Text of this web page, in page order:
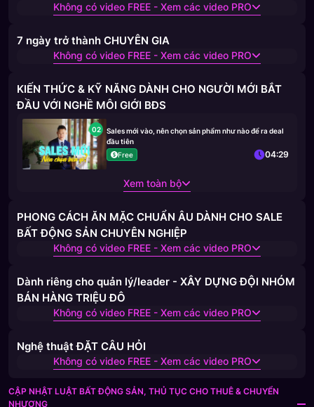
Không có video FREE - Xem các video PRO
7 ngày trở thành CHUYÊN GIA
Không có video FREE - Xem các video PRO
KIẾN THỨC & KỸ NĂNG DÀNH CHO NGƯỜI MỚI BẮT
ĐẦU VỚI NGHỀ MÔI GIỚI BĐS
02
Sales mới vào, nên chọn sản phẩm như nào để ra deal
đầu tiên
Free
04:29
Xem toàn bộ
PHONG CÁCH ĂN MẶC CHUẨN ÂU DÀNH CHO SALE
BẤT ĐỘNG SẢN CHUYÊN NGHIỆP
Không có video FREE - Xem các video PRO
Dành riêng cho quản lý/leader - XÂY DỰNG ĐỘI NHÓM
BÁN HÀNG TRIỆU ĐÔ
Không có video FREE - Xem các video PRO
Nghệ thuật ĐẶT CÂU HỎI
Không có video FREE - Xem các video PRO
CẬP NHẬT LUẬT BẤT ĐỘNG SẢN, THỦ TỤC CHO THUÊ & CHUYỂN
NHƯỢNG